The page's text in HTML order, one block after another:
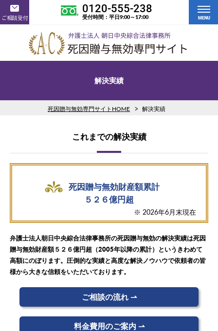
ご相談受付
0120-555-238
受付時間：平日9:00～17:00 MENU
解決実績
死因贈与無効専門サイトHOME 解決実績
これまでの解決実績
死因贈与無効財産額累計
５２６億円超
※ 2026年6月末現在
弁護士法人朝日中央綜合法律事務所の死因贈与無効の解決実績は死因
贈与無効財産額５２６億円超（2005年以降の累計）というきわめて
高額にのぼります。圧倒的な実績と高度な解決ノウハウで依頼者の皆
様から大きな信頼をいただいております。
ご相談の流れ ⇀
料金費用のご案内 ⇀